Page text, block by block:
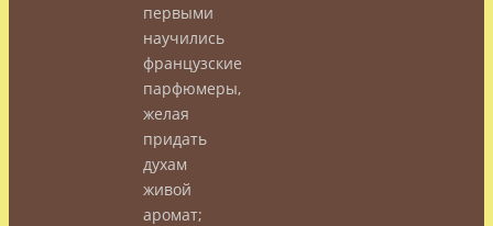
первыми
научились
французские
парфюмеры,
желая
придать
духам
живой
аромат;